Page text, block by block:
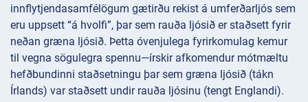
innflytjendasamfélögum gætirðu rekist á umferðarljós sem
eru uppsett “á hvolfi”, þar sem rauða ljósið er staðsett fyrir
neðan græna ljósið. Þetta óvenjulega fyrirkomulag kemur
til vegna sögulegra spennu—írskir afkomendur mótmæltu
hefðbundinni staðsetningu þar sem græna ljósið (tákn
Írlands) var staðsett undir rauða ljósinu (tengt Englandi).